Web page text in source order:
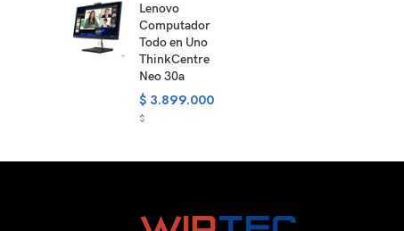
Lenovo
Computador
Todo en Uno
ThinkCentre
Neo 30a
$ 3.899.000
$